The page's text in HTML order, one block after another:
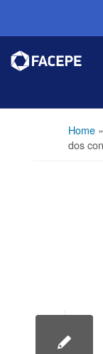
Home»
dos